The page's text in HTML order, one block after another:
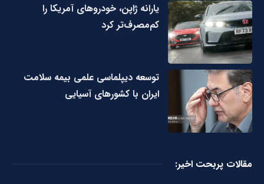
یارانه ژاپن، خودروهای آمریکا را
کم‌مصرف‌تر کرد
توسعه دیپلماسی علمی بیمه سلامت
ایران با کشورهای آسیایی
مقالات پربحت اخیر: